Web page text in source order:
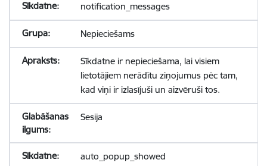
notification_messages
Nepieciešams
Sīkdatne ir nepieciešama, lai visiem
lietotājiem nerādītu ziņojumus pēc tam,
kad viņi ir izlasījuši un aizvēruši tos.
Sesija
auto_popup_showed